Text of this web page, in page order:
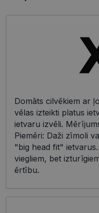
Domāts cilvēkiem ar
vēlas izteikti platus
ietvaru izvēli.
Piemēri: Daži zīmoli
"big head fit"
viegliem, bet
ērtību.